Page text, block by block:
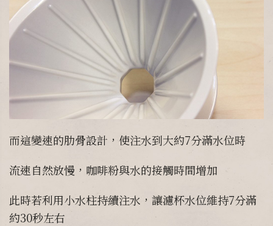
而這變速的肋骨設計，使注水到大約7分滿水位時
流速自然放慢，咖啡粉與水的接觸時間增加
此時若利用小水柱持續注水，讓濾杯水位維持7分滿
約30秒左右